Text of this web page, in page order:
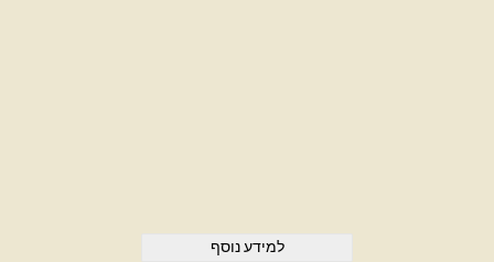
למידע נוסף